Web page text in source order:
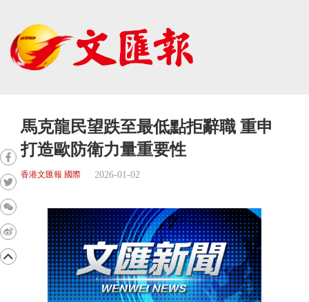
馬克龍民望跌至最低點拒辭職 重申
打造歐防衛力量重要性
香港文匯報 國際 2026-01-02